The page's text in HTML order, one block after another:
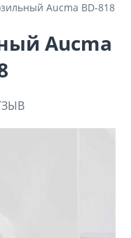
Aucma BD-818
Aucma